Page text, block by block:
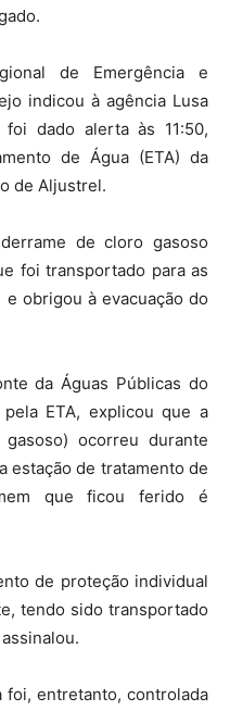
de Emergência e
indicou à agência Lusa
dado alerta às 11:50,
de Água (ETA) da
de Aljustrel.
de cloro gasoso
foi transportado para as
obrigou à evacuação do
da Águas Públicas do
ETA, explicou que a
ocorreu durante
estação de tratamento de
que ficou ferido é
de proteção individual
tendo sido transportado
foi, entretanto, controlada